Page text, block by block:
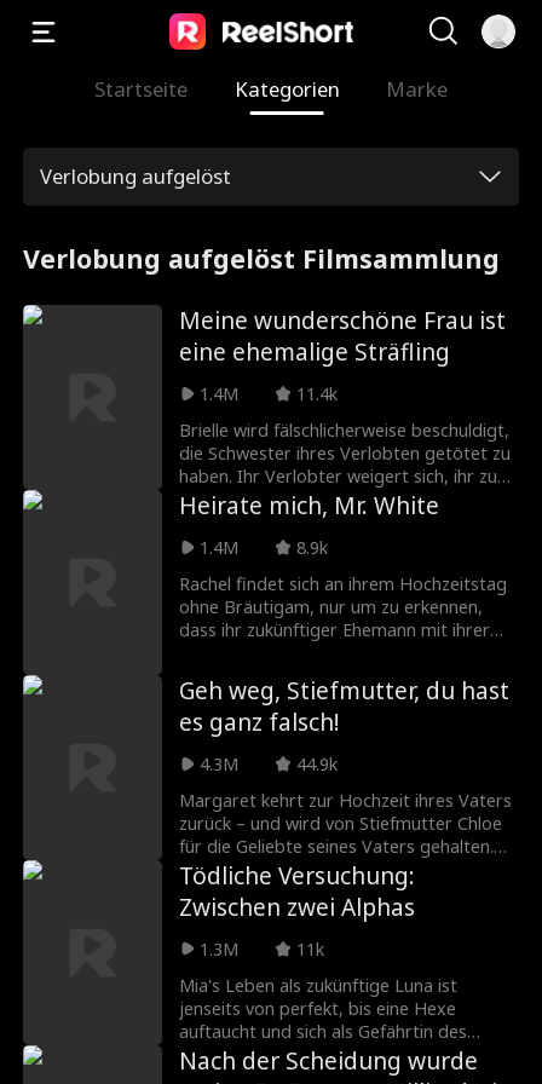
Startseite Kategorien Marke
Verlobung aufgelöst
Verlobung aufgelöst Filmsammlung
Meine wunderschöne Frau ist
eine ehemalige Sträfling
1.4M
11.4k
Brielle wird fälschlicherweise beschuldigt,
die Schwester ihres Verlobten getötet zu
haben. Ihr Verlobter weigert sich, ihr zu
glauben, und schickt sie ins Gefängnis.
Drei Jahre später, nach ihrer Entlassung,
arbeitet Brielle daran, ihre Unschuld zu
gutaussehender Fremder namens Jay
reicht ihr eine helfende Hand... Doch es
könnte mehr an ihm geben, als auf den
Heirate mich, Mr. White
1.4M
8.9k
Rachel findet sich an ihrem Hochzeitstag
ohne Bräutigam, nur um zu erkennen,
dass ihr zukünftiger Ehemann mit ihrer
weigert sich, der lachende Bestand der
Stadt zu werden, und beschließt, mit der
Hochzeit fortzufahren. Es gibt nur eine
neuen Bräutigam finden!
Geh weg, Stiefmutter, du hast
es ganz falsch!
4.3M
44.9k
Margaret kehrt zur Hochzeit ihres Vaters
zurück – und wird von Stiefmutter Chloe
für die Geliebte seines Vaters gehalten.
Während der Vater fehlt, wird sie von
Chloe schikaniert. Jetzt muss Margaret
Chloes wahres Gesicht entblößen.
Tödliche Versuchung:
Zwischen zwei Alphas
1.3M
11k
Mia's Leben als zukünftige Luna ist
jenseits von perfekt, bis eine Hexe
auftaucht und sich als Gefährtin des
Alphas vorstellt. Verraten von ihrer
ganzen Familie, mittellos, ohne Rudel und
Nach der Scheidung wurde